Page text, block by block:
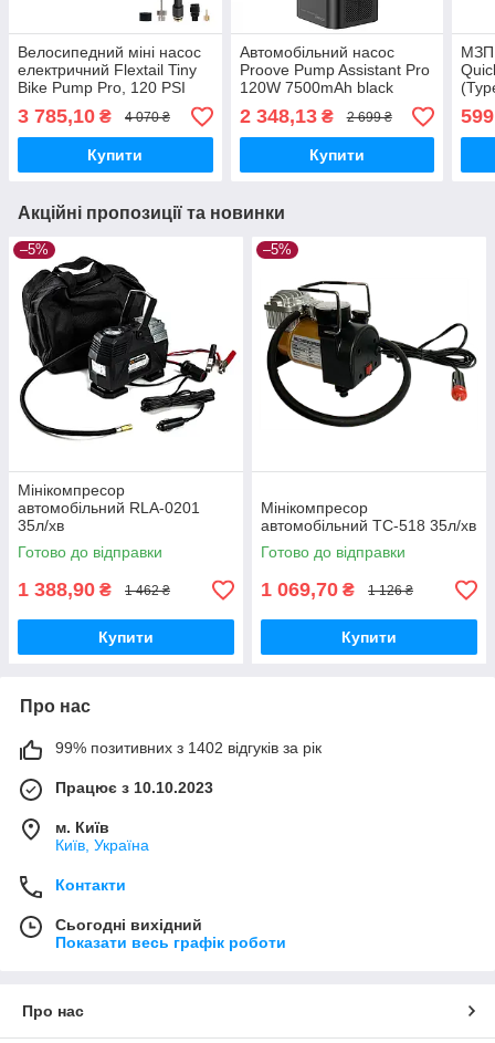
Велосипедний міні насос
електричний Flextail Tiny
Bike Pump Pro, 120 PSI
3 785,10 ₴ 4 070 ₴
Купити
Автомобільний насос
Proove Pump Assistant Pro
120W 7500mAh black
2 348,13₴ 2 699 ₴
Купити
МЗП
Акційні пропозиції та новинки
–5%
Мінікомпресор
автомобільний RLA-0201
35л/хв
Готово до відправки
1 388,90 ₴ 1 462 ₴
Купити
–5%
Мінікомпресор
автомобільний ТС-518 35л/хв
Готово до відправки
1 069,70 ₴ 1 126 ₴
Купити
Про нас
99% позитивних з 1402 відгуків за рік
Працює з 10.10.2023
м. Київ
Київ, Україна
Контакти
Сьогодні вихідний
Показати весь графік роботи
Про нас